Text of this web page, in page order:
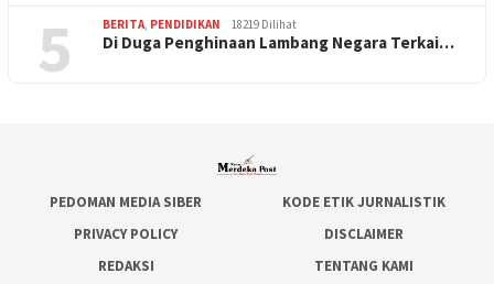
5 BERITA PENDIDIKAN 18219 Dilihat
Di Duga Penghinaan Lambang Negara Terkai…
PEDOMAN MEDIA SIBER
KODE ETIK JURNALISTIK
PRIVACY POLICY
DISCLAIMER
REDAKSI
TENTANG KAMI